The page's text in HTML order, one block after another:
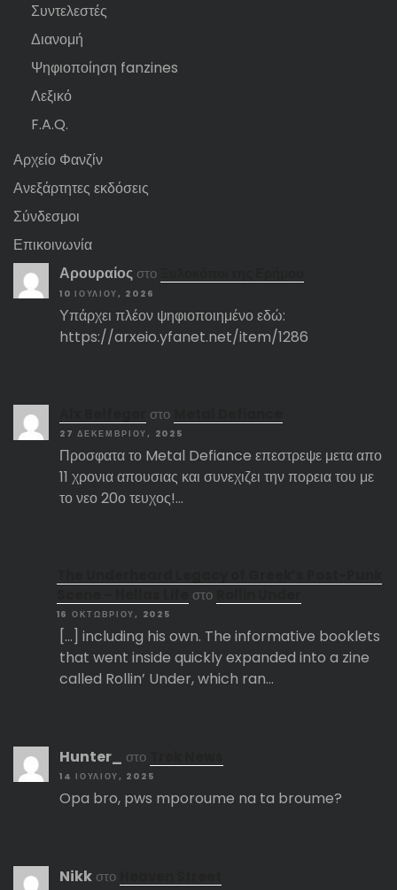
Συντελεστές
Διανομή
Ψηφιοποίηση fanzines
Λεξικό
F.A.Q.
Αρχείο Φανζίν
Ανεξάρτητες εκδόσεις
Σύνδεσμοι
Επικοινωνία
Αρουραίος στο
10 ΙΟΥΛΊΟΥ, 2026
Υπάρχει πλέον ψηφιοποιημένο εδώ:
https://arxeio.yfanet.net/item/1286
στο
27 ΔΕΚΕΜΒΡΊΟΥ, 2025
Προσφατα το Metal Defiance επεστρεψε μετα απο
11 χρονια απουσιας και συνεχιζει την πορεια του με
το νεο 20ο τευχος!…
στο
16 ΟΚΤΩΒΡΊΟΥ, 2025
[…] including his own. The informative booklets
that went inside quickly expanded into a zine
called Rollin’ Under, which ran…
Hunter_ στο
14 ΙΟΥΛΊΟΥ, 2025
Opa bro, pws mporoume na ta broume?
Nikk στο